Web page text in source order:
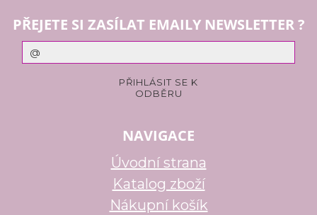
PŘEJETE SI ZASÍLAT EMAILY NEWSLETTER ?
NAVIGACE
Úvodní strana
Katalog zboží
Nákupní košík